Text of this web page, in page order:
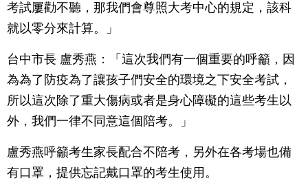
考試屢勸不聽，那我們會尊照大考中心的規定，該科
就以零分來計算。」
台中市長 盧秀燕：「這次我們有一個重要的呼籲，因
為為了防疫為了讓孩子們安全的環境之下安全考試，
所以這次除了重大傷病或者是身心障礙的這些考生以
外，我們一律不同意這個陪考。」
盧秀燕呼籲考生家長配合不陪考，另外在各考場也備
有口罩，提供忘記戴口罩的考生使用。